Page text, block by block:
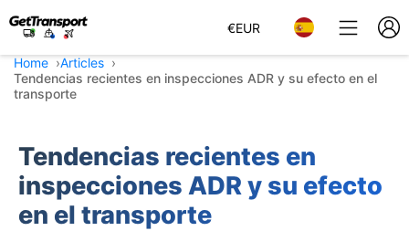
€EUR
Home
Articles
Tendencias recientes en inspecciones ADR y su efecto en el
transporte
Tendencias recientes en
inspecciones ADR y su efecto
en el transporte